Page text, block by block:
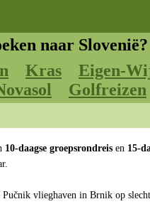
naar Slovenië?
Kras Eigen-
Golfreizen
10-daagse groepsrondreis en 15-
vlieghaven in Brnik op